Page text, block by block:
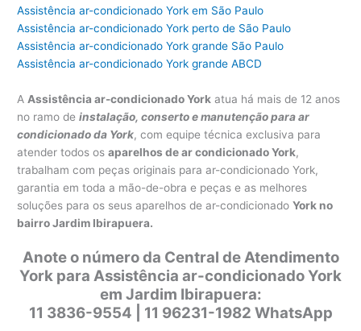
Assistência ar-condicionado York em São Paulo
Assistência ar-condicionado York perto de São Paulo
Assistência ar-condicionado York grande São Paulo
Assistência ar-condicionado York grande ABCD
A Assistência ar-condicionado York atua há mais de 12 anos
no ramo deinstalação, conserto e manutenção para ar
condicionado da York, com equipe técnica exclusiva para
atender todos osaparelhos de ar condicionado York,
trabalham com peças originais para ar-condicionado York,
garantia em toda a mão-de-obra e peças e as melhores
soluções para os seus aparelhos de ar-condicionadoYork no
bairro Jardim Ibirapuera.
Anote o número da Central de Atendimento
York para Assistência ar-condicionado York
em Jardim Ibirapuera:
11 3836-9554 | 11 96231-1982 WhatsApp